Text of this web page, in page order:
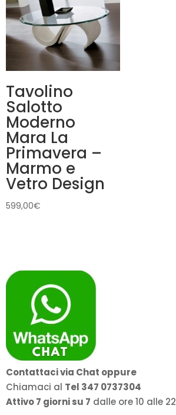
358,80€
Tavolino
Salotto
Moderno
Mara La
Primavera –
Marmo e
Vetro Design
599,00€
Contattaci via Chat oppure
Chiamaci al Tel 347 0737304
Attivo 7 giorni su 7 dalle ore 10 alle 22